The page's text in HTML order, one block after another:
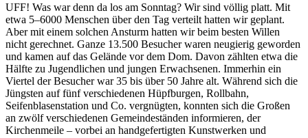
UFF! Was war denn da los am Sonntag? Wir sind völlig platt. Mit
etwa 5–6000 Menschen über den Tag verteilt hatten wir geplant.
Aber mit einem solchen Ansturm hatten wir beim besten Willen
nicht gerechnet. Ganze 13.500 Besucher waren neugierig geworden
und kamen auf das Gelände vor dem Dom. Davon zählten etwa die
Hälfte zu Jugendlichen und jungen Erwachsenen. Immerhin ein
Viertel der Besucher war 35 bis über 50 Jahre alt. Während sich die
Jüngsten auf fünf verschiedenen Hüpfburgen, Rollbahn,
Seifenblasenstation und Co. vergnügten, konnten sich die Großen
an zwölf verschiedenen Gemeindeständen informieren, der
Kirchenmeile – vorbei an handgefertigten Kunstwerken und